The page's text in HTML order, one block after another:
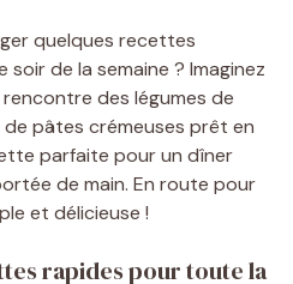
quelques recettes
de la semaine ? Imaginez
des légumes de
pâtes crémeuses prêt en
parfaite pour un dîner
de main. En route pour
et délicieuse !
rapides pour toute la